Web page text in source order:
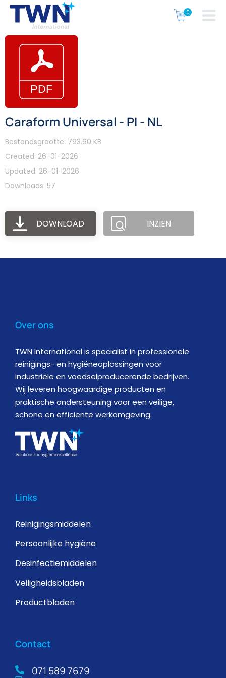
Caraform Universal - PI - NL
Bestandsgrootte: 793.60 KB
Created: 26-01-2026
Updated: 26-01-2026
Downloads: 57
DOWNLOAD INZIEN
Over ons
TWN International is specialist in professionele
reinigings- en hygiëneoplossingen voor
industriële en voedselproducerende bedrijven.
Wij leveren hoogwaardige producten en
praktische ondersteuning voor een veilige,
schone en efficiënte werkomgeving.
Links
Reinigingsmiddelen
Persoonlijke hygiëne
Desinfectiemiddelen
Veiligheidsbladen
Productbladen
Contact
071 589 7679